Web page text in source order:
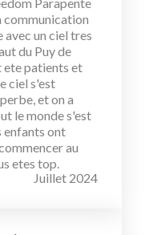
communication
avec un ciel tres
du Puy de
ete patients et
ciel s'est
et on a
le monde s'est
enfants ont
au
etes top.
Juillet 2024